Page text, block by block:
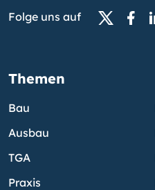
Folge uns auf
Themen
Bau
Ausbau
TGA
Praxis